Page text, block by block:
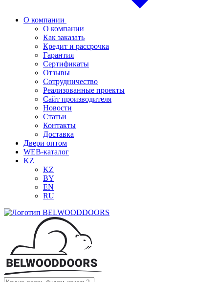
О компании
О компании
Как заказать
Кредит и рассрочка
Гарантия
Сертификаты
Отзывы
Сотрудничество
Реализованные проекты
Сайт производителя
Новости
Статьи
Контакты
Доставка
Двери оптом
WEB-каталог
KZ
KZ
BY
EN
RU